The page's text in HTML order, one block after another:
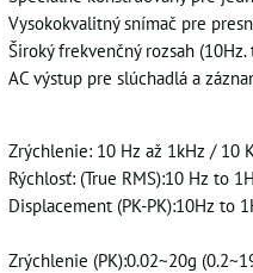
Vysokokvalitný snímač pre
Široký frekvenčný rozsah (10Hz.
AC výstup pre slúchadlá a
Zrýchlenie: 10 Hz až 1kHz / 10
Rýchlosť: (True RMS):10 Hz to
Displacement (PK-PK):10Hz to
Zrýchlenie (PK):0.02~20g